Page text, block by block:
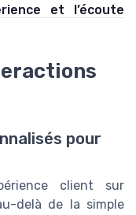
et l’écoute
pour
client sur
delà de la simple